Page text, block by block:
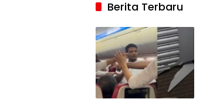
Berita Terbaru